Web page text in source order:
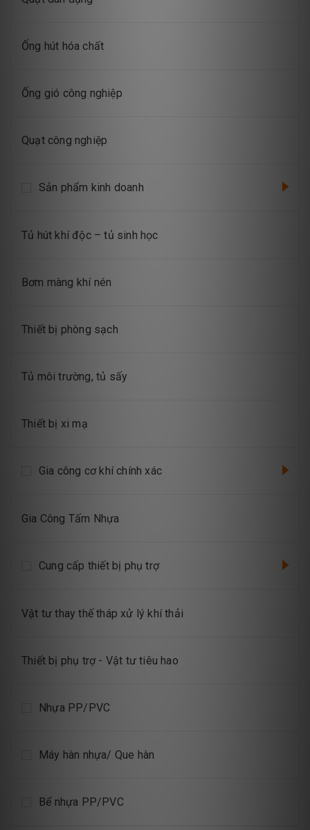
Ống hút hóa chất
Ống gió công nghiệp
Quạt công nghiệp
Sản phẩm kinh doanh
Tủ hút khí độc – tủ sinh học
Bơm màng khí nén
Thiết bị phòng sạch
Tủ môi trường, tủ sấy
Thiết bị xi mạ
Gia công cơ khí chính xác
Gia Công Tấm Nhựa
Cung cấp thiết bị phụ trợ
Vật tư thay thế tháp xử lý khí thải
Thiết bị phụ trợ - Vật tư tiêu hao
Nhựa PP/PVC
Máy hàn nhựa/ Que hàn
Bể nhựa PP/PVC